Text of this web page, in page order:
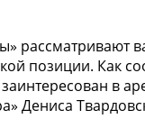
Мира
Лига
Лига
рассматривают
позиции. Как
в
Дениса